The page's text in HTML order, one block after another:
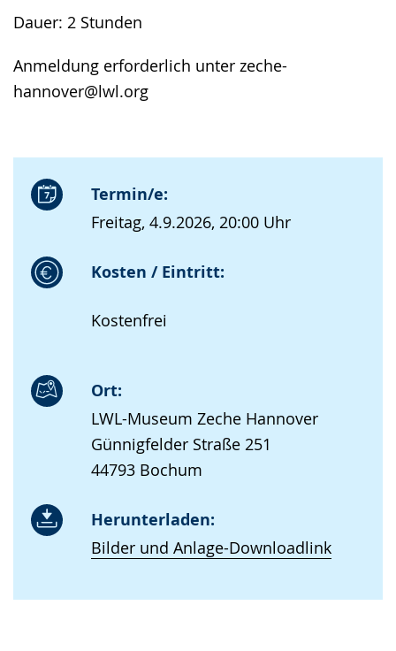
Dauer: 2 Stunden
Anmeldung erforderlich unter zeche-
hannover@lwl.org
Termin/e:
Freitag, 4.9.2026, 20:00 Uhr
Kosten / Eintritt:
Kostenfrei
Ort:
LWL-Museum Zeche Hannover
Günnigfelder Straße 251
44793 Bochum
Herunterladen:
Bilder und Anlage-Downloadlink